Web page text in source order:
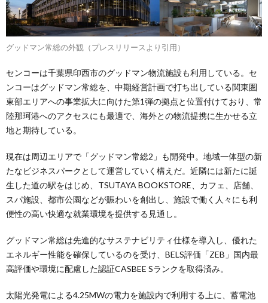
グッドマン常総の外観（プレスリリースより引用）
センコーは千葉県印西市のグッドマン物流施設も利用している。セ
ンコーはグッドマン常総を、中期経営計画で打ち出している関東圏
東部エリアへの事業拡大に向けた第1弾の拠点と位置付けており、常
陸那珂港へのアクセスにも最適で、海外との物流提携に生かせる立
地と期待している。
現在は周辺エリアで「グッドマン常総2」も開発中。地域一体型の新
たなビジネスパークとして運営していく構えだ。近隣には新たに誕
生した道の駅をはじめ、TSUTAYA BOOKSTORE、カフェ、店舗、
スパ施設、都市公園などが賑わいを創出し、施設で働く人々にも利
便性の高い快適な就業環境を提供する見通し。
グッドマン常総は先進的なサステナビリティ仕様を導入し、優れた
エネルギー性能を確保しているのを受け、BELS評価「ZEB」国内最
高評価や環境に配慮した認証CASBEE Sランクを取得済み。
太陽光発電による4.25MWの電力を施設内で利用する上に、蓄電池